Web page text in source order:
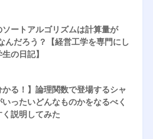
ソートアルゴリズムは計算量が
だろう？【経営工学を専門にし
の日記】
かる！】論理関数で登場するシャ
いったいどんなものかをなるべく
説明してみた